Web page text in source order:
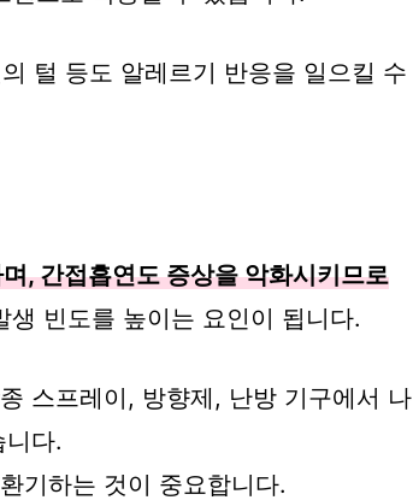
털 등도 알레르기 반응을 일으킬 수
, 간접흡연도 증상을 악화시키므로
빈도를 높이는 요인이 됩니다.
스프레이, 방향제, 난방 기구에서 나
다.
기하는 것이 중요합니다.